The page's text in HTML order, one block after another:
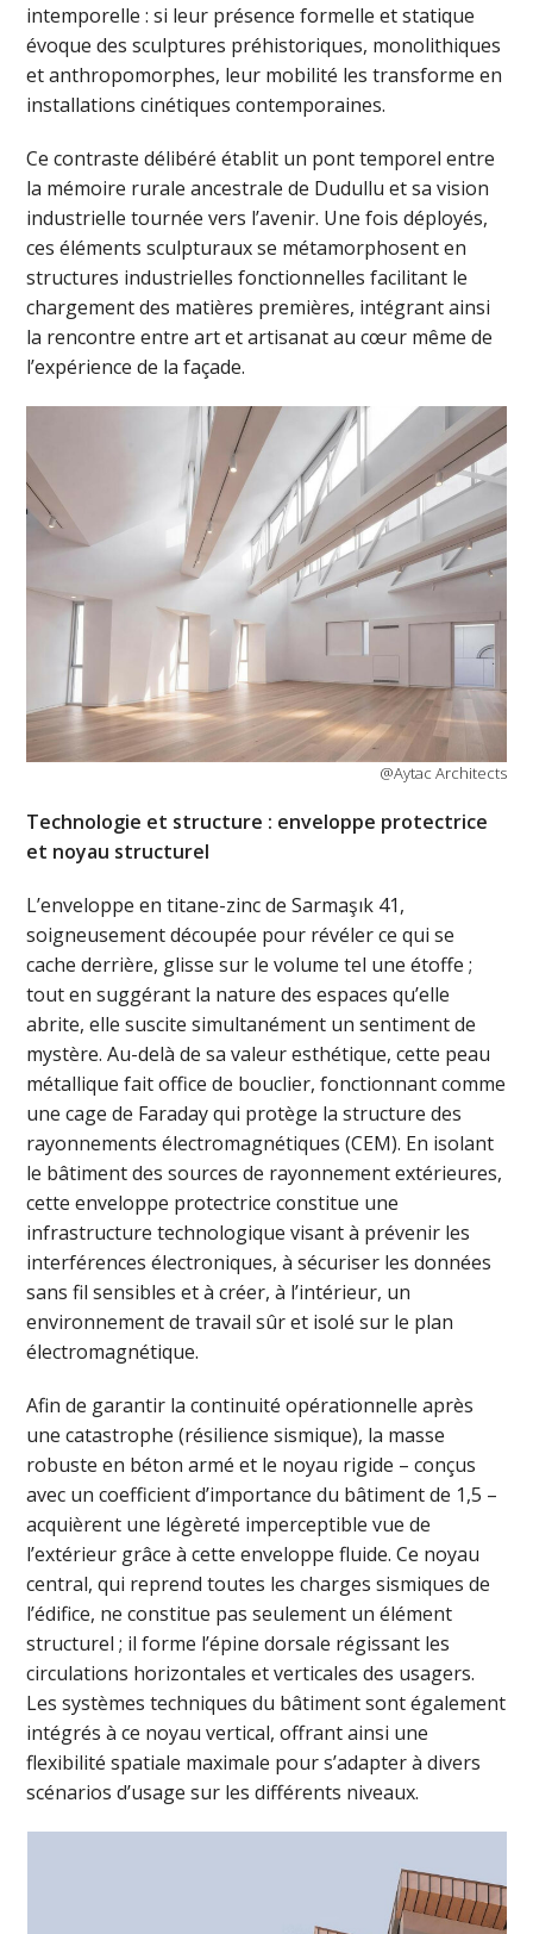
intemporelle : si leur présence formelle et statique
évoque des sculptures préhistoriques, monolithiques
et anthropomorphes, leur mobilité les transforme en
installations cinétiques contemporaines.
Ce contraste délibéré établit un pont temporel entre
la mémoire rurale ancestrale de Dudullu et sa vision
industrielle tournée vers l’avenir. Une fois déployés,
ces éléments sculpturaux se métamorphosent en
structures industrielles fonctionnelles facilitant le
chargement des matières premières, intégrant ainsi
la rencontre entre art et artisanat au cœur même de
l’expérience de la façade.
@Aytac Architects
Technologie et structure : enveloppe protectrice
et noyau structurel
L’enveloppe en titane-zinc de Sarmaşık 41,
soigneusement découpée pour révéler ce qui se
cache derrière, glisse sur le volume tel une étoffe ;
tout en suggérant la nature des espaces qu’elle
abrite, elle suscite simultanément un sentiment de
mystère. Au-delà de sa valeur esthétique, cette peau
métallique fait office de bouclier, fonctionnant comme
une cage de Faraday qui protège la structure des
rayonnements électromagnétiques (CEM). En isolant
le bâtiment des sources de rayonnement extérieures,
cette enveloppe protectrice constitue une
infrastructure technologique visant à prévenir les
interférences électroniques, à sécuriser les données
sans fil sensibles et à créer, à l’intérieur, un
environnement de travail sûr et isolé sur le plan
électromagnétique.
Afin de garantir la continuité opérationnelle après
une catastrophe (résilience sismique), la masse
robuste en béton armé et le noyau rigide – conçus
avec un coefficient d’importance du bâtiment de 1,5 –
acquièrent une légèreté imperceptible vue de
l’extérieur grâce à cette enveloppe fluide. Ce noyau
central, qui reprend toutes les charges sismiques de
l’édifice, ne constitue pas seulement un élément
structurel ; il forme l’épine dorsale régissant les
circulations horizontales et verticales des usagers.
Les systèmes techniques du bâtiment sont également
intégrés à ce noyau vertical, offrant ainsi une
flexibilité spatiale maximale pour s’adapter à divers
scénarios d’usage sur les différents niveaux.